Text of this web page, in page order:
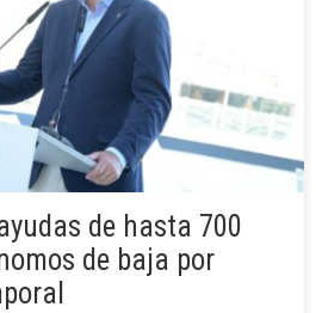
de hasta 700
de baja por